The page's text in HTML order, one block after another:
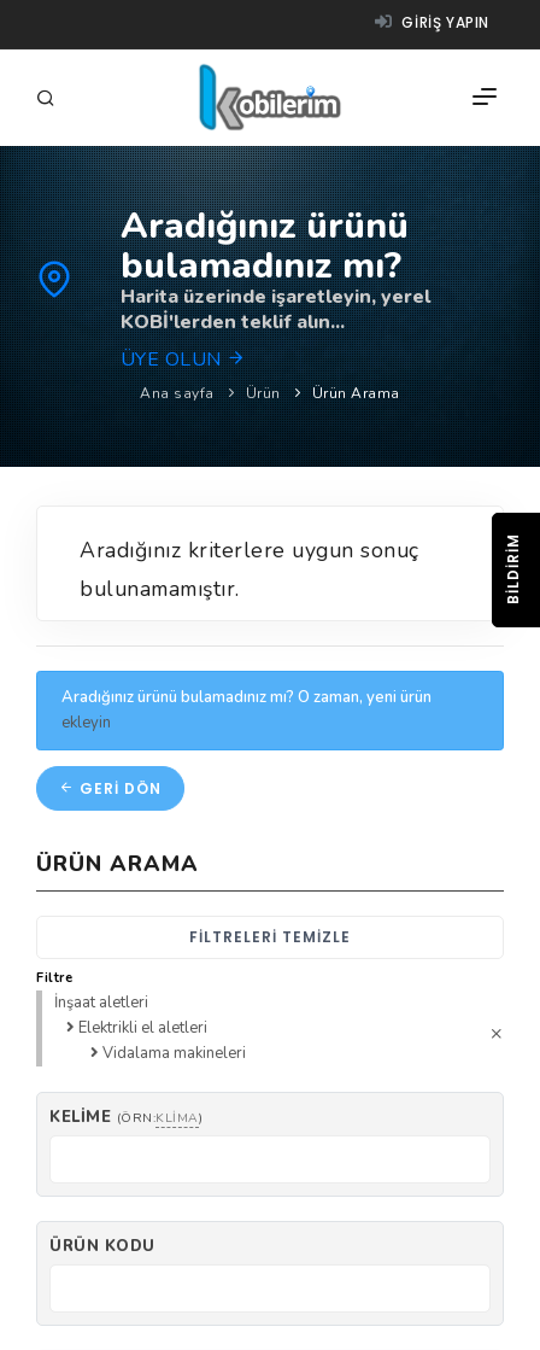
GIRIŞ YAPIN
FIRMALAR
ÜRÜNLER
NASIL ÇALIŞIR?
YARDIM
Aradığınız ürünü
bulamadınız mı?
Harita üzerinde işaretleyin, yerel
KOBİ'lerden teklif alın...
ÜYE OLUN
Ana sayfa Ürün Ürün Arama
Aradığınız kriterlere uygun sonuç
bulunamamıştır.
Aradığınız ürünü bulamadınız mı? O zaman, yeni ürün
ekleyin
GERI DÖN
ÜRÜN ARAMA
FILTRELERI TEMIZLE
Filtre
İnşaat aletleri
Elektrikli el aletleri
Vidalama makineleri
KELIME (ÖRN:KLIMA)
ÜRÜN KODU
BILDIRIM